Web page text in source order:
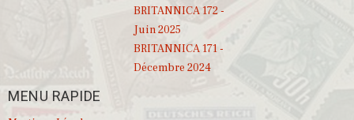
BRITANNICA 172 -
Juin 2025
BRITANNICA 171 -
Décembre 2024
MENU RAPIDE